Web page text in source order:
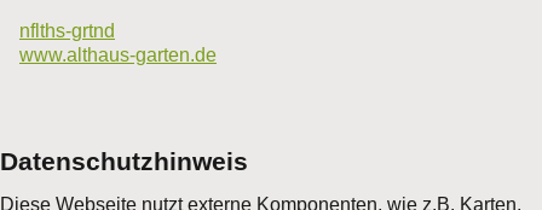
nflths-grtnd
www.althaus-garten.de
Datenschutzhinweis
Diese Webseite nutzt externe Komponenten, wie z.B. Karten,